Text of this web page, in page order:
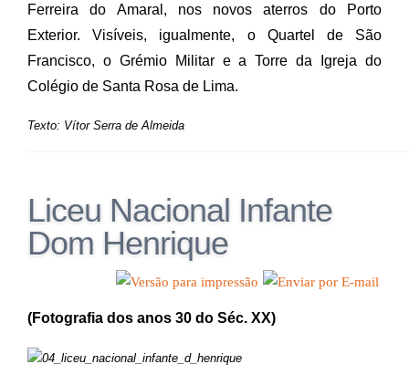
Ferreira do Amaral, nos novos aterros do Porto
Exterior. Visíveis, igualmente, o Quartel de São
Francisco, o Grémio Militar e a Torre da Igreja do
Colégio de Santa Rosa de Lima.
Texto: Vítor Serra de Almeida
Liceu Nacional Infante
Dom Henrique
(Fotografia dos anos 30 do Séc. XX)